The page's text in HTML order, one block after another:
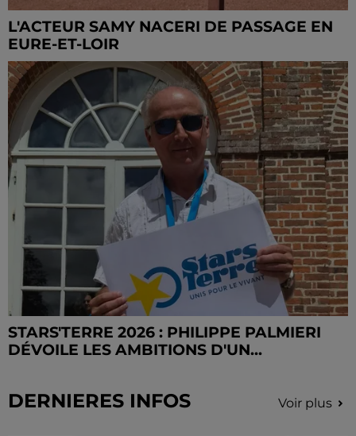
L'ACTEUR SAMY NACERI DE PASSAGE EN
EURE-ET-LOIR
STARS'TERRE 2026 : PHILIPPE PALMIERI
DÉVOILE LES AMBITIONS D'UN...
DERNIERES INFOS Voir plus